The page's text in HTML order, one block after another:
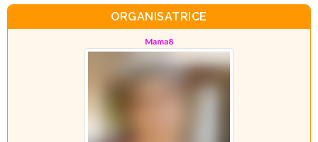
ORGANISATRICE
Mama8